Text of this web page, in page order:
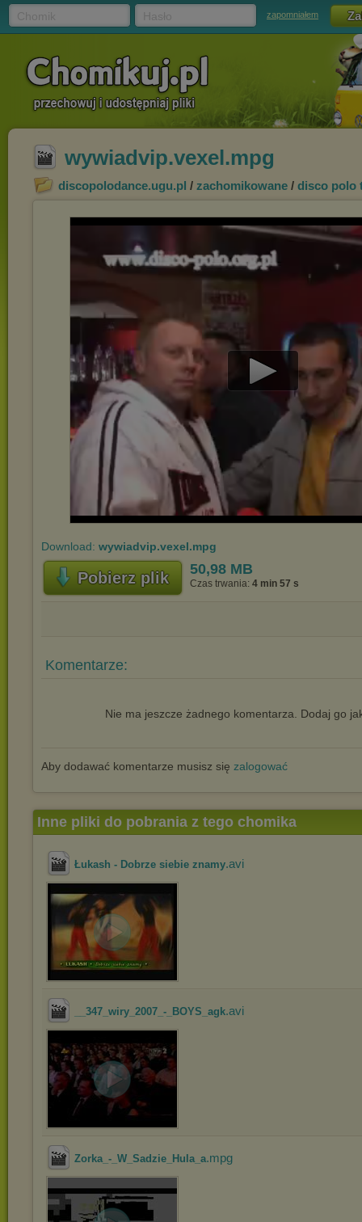
zapomniałem
wywiadvip.vexel.mpg
discopolodance.ugu.pl / zachomikowane / disco polo
Play
Video
Download: wywiadvip.vexel.mpg
Pobierz plik 50,98 MB
Czas trwania: 4 min 57 s
Komentarze:
Nie ma jeszcze żadnego komentarza. Dodaj go
Aby dodawać komentarze musisz się zalogować
Inne pliki do pobrania z tego chomika
Łukash - Dobrze siebie znamy.avi
__347_wiry_2007_-_BOYS_agk.avi
Zorka_-_W_Sadzie_Hula_a.mpg